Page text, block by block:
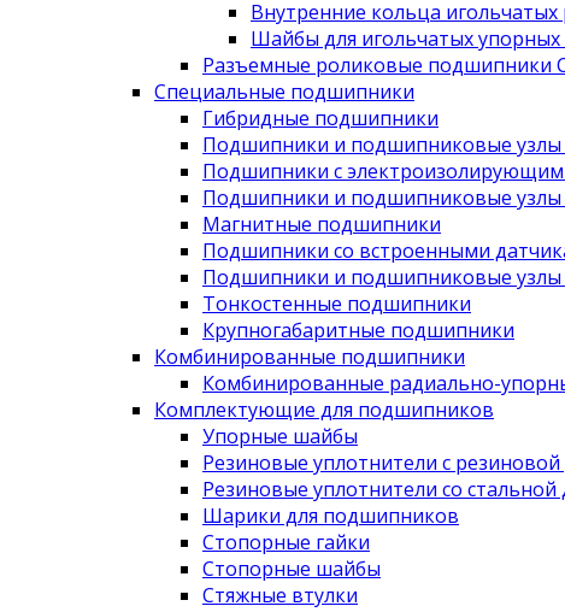
Внутренние кольца
Шайбы для игольчатых
Разъемные роликовые подшипники
Специальные подшипники
Гибридные подшипники
Подшипники и подшипниковые узлы
Подшипники с электроизолирующим
Подшипники и подшипниковые узлы
Магнитные подшипники
Подшипники со встроенными
Подшипники и подшипниковые узлы
Тонкостенные подшипники
Крупногабаритные подшипники
Комбинированные подшипники
Комбинированные радиально-
Комплектующие для подшипников
Упорные шайбы
Резиновые уплотнители с
Резиновые уплотнители со
Шарики для подшипников
Стопорные гайки
Стопорные шайбы
Стяжные втулки